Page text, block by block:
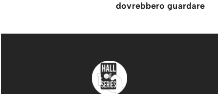
dovrebbero guardare